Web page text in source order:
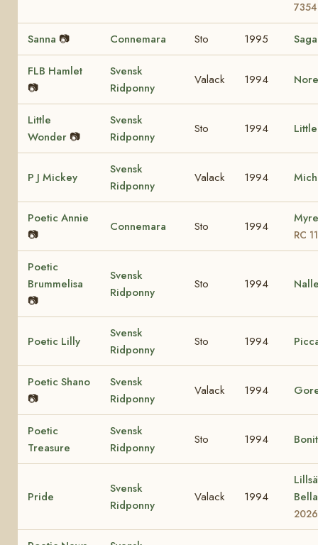
7354
Sanna 📷 Connemara Sto 1995
FLB Hamlet
📷
Svensk
Ridponny
Valack 1994
Little
Wonder 📷
Svensk
Ridponny
Sto 1994
P J Mickey
Svensk
Ridponny
Valack 1994
Poetic Annie
📷
Connemara Sto 1994
RC
Poetic
Brummelisa
📷
Svensk
Ridponny
Sto 1994
Poetic Lilly
Svensk
Ridponny
Sto 1994
Poetic Shano
📷
Svensk
Ridponny
Valack 1994
Poetic
Treasure
Svensk
Ridponny
Sto 1994
Pride
Svensk
Ridponny
Valack 1994
2026